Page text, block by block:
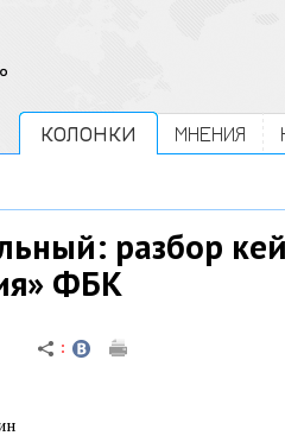
КОЛОНКИ МНЕНИЯ
разбор
ФБК